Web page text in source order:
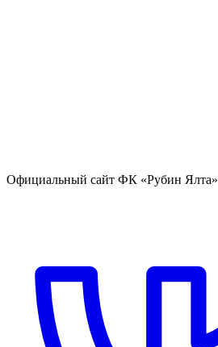
Официальный сайт ФК «Рубин Ялта»